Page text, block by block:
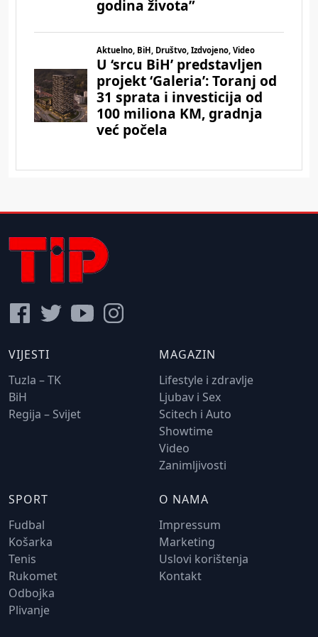
VIJESTI
Tuzla – TK
BiH
Regija – Svijet
MAGAZIN
Lifestyle i zdravlje
Ljubav i Sex
Scitech i Auto
Showtime
Video
Zanimljivosti
SPORT
Fudbal
Košarka
Tenis
Rukomet
Odbojka
Plivanje
O NAMA
Impressum
Marketing
Uslovi korištenja
Kontakt